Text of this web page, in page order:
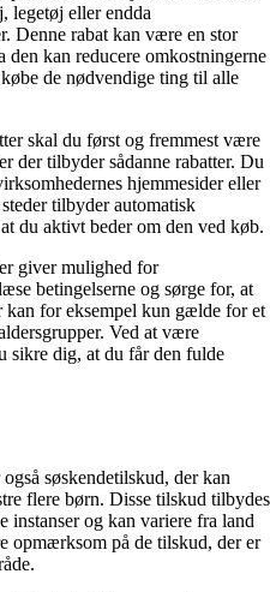
legetøj eller endda
Denne rabat kan være en stor
kan reducere omkostningerne
de nødvendige ting til alle
skal du først og fremmest være
der tilbyder sådanne rabatter. Du
hjemmesider eller
tilbyder automatisk
du aktivt beder om den ved køb.
giver mulighed for
betingelserne og sørge for, at
for eksempel kun gælde for et
Ved at være
sikre dig, at du får den fulde
søskendetilskud, der kan
flere børn. Disse tilskud tilbydes
instanser og kan variere fra land
på de tilskud, der er